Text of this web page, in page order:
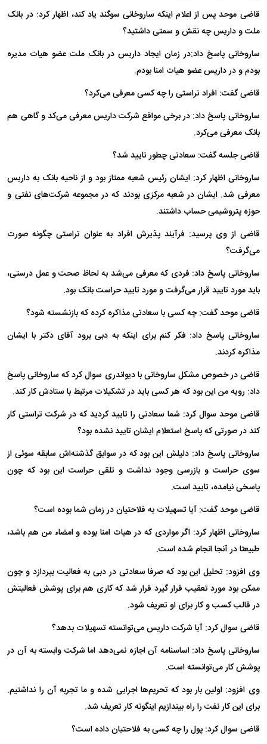
قاضی موحد پس از اعلام اینکه ساروخانی سوگند یاد کند، اظهار کرد: در بانک
ملت و داریس چه نقش و سمتی داشتید؟
ساروخانی پاسخ داد:‌در زمان ایجاد داریس در بانک ملت عضو هیات مدیره
بودم و در داریس عضو هیات امنا بودم.
قاضی گفت: افراد تراستی را چه کسی معرفی می‌کرد؟
ساروخانی پاسخ داد: در برخی مواقع شرکت داریس معرفی می‌کد و گاهی هم
بانک معرفی می‌کرد.
قاضی جلسه گفت: سعادتی چطور تایید شد؟
ساروخانی اظهار کرد: ایشان رئیس شعبه ممتاز بود و از ناحیه بانک به داریس
معرفی شد. ایشان در شعبه مرکزی بودند که در مجموعه شرکت‌های نفتی و
حوزه پتروشیمی حساب داشتند.
قاضی از وی پرسید: فرآیند پذیرش افراد به عنوان تراستی چگونه صورت
می‌گرفت؟
ساروخانی پاسخ داد: فردی که معرفی می‌شد به لحاظ صحت و عمل درستی،
باید مورد تایید قرار می‌گرفت و مورد تایید حراست بانک بود.
قاضی موحد گفت: چه کسی با سعادتی مذاکره کرده که بازنشسته شود؟
ساروخانی پاسخ داد: فکر کنم برای اینکه به دبی برود آقای دکتر با ایشان
مذاکره کردند.
قاضی در خصوص مشکل ساروخانی با دیواندری سوال کرد که ساروخانی پاسخ
داد: رویه من این بود که هر کسی باید در تشکیلات مرتبط با ستادش کار کند.
قاضی موحد سوال کرد:‌ شما سعادتی را تایید کردید که در شرکت تراستی کار
کند در صورتی که پاسخ استعلام ایشان تایید نشده بود؟
ساروخانی پاسخ داد: دلیلش این بود که در سوابق گذشته‌اش سابقه سوئی از
سوی حراست و بازرسی وجود نداشت و تلقی حراست این بود که چون
پاسخی نیامده، تایید است.
قاضی موحد گفت: آیا تسهیلات به فلاحتیان در زمان شما بوده است؟
ساروخانی اظهار کرد: اگر مواردی که در هیات امنا بوده و امضاء من هم باشد،
طبیعتا در آنجا انجام شده است.
وی افزود: تحلیل این بود که صرفا سعادتی در دبی به فعالیت بپردازد و چون
ممکن بود مورد تعقیب قرار گیرد قرار شد که کاری هم برای پوشش فعالیتش
در قالب کسب و کار برای او تعریف شود.
قاضی سوال کرد: آیا شرکت داریس می‌توانسته تسهیلات بدهد؟
ساروخانی پاسخ داد: اساسنامه آن اجازه نمی‌دهد اما شرکت وابسته به آن در
پوشش کار می‌توانسته است.
وی افزود: اولین بار بود که تحریم‌ها اجرایی شده و ما تجربه آن را نداشتیم.
برای این کار نفت را راه بیندازیم اینگونه کار تعریف شد.
قاضی سوال کرد:‌ پول را چه کسی به فلاحتیان داده است؟